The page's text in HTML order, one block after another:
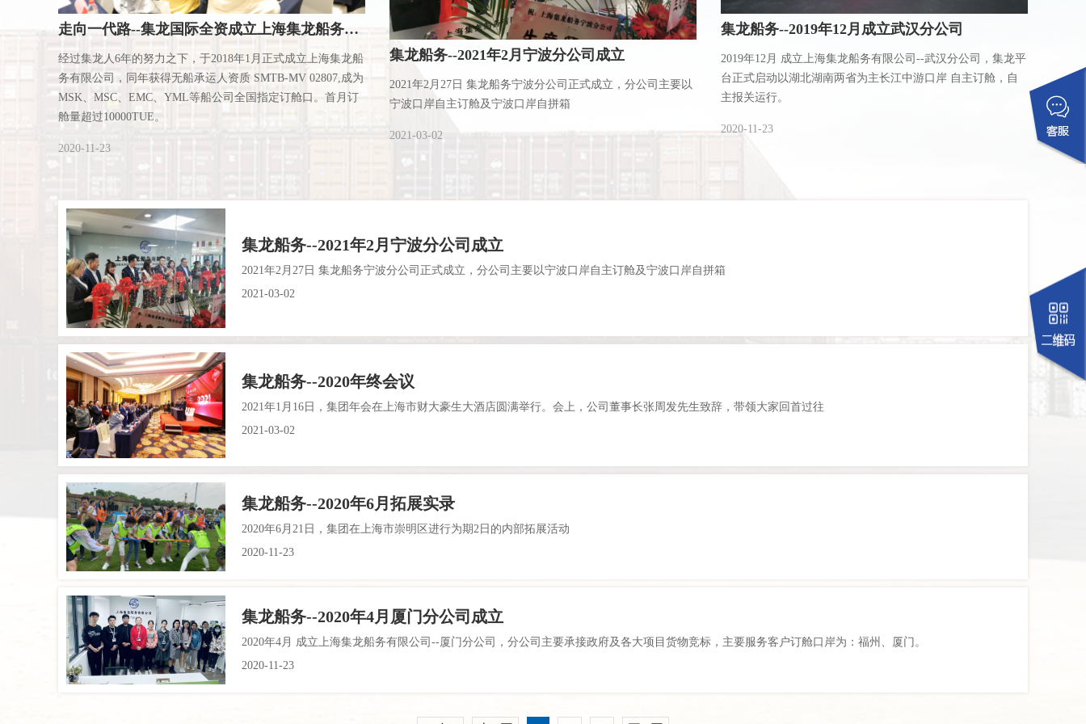
走向一代路--集龙国际全资成立上海集龙船务有限公司
经过集龙人6年的努力之下，于2018年1月正式成立上海集龙船
务有限公司，同年获得无船承运人资质 SMTB-MV 02807,成为
MSK、MSC、EMC、YML等船公司全国指定订舱口。首月订
舱量超过10000TUE。
2020-11-23
集龙船务--2021年2月宁波分公司成立
2021年2月27日 集龙船务宁波分公司正式成立，分公司主要以
宁波口岸自主订舱及宁波口岸自拼箱
2021-03-02
集龙船务--2019年12月成立武汉分公司
2019年12月 成立上海集龙船务有限公司--武汉分公司，集龙平
台正式启动以湖北湖南两省为主长江中游口岸 自主订舱，自
主报关运行。
2020-11-23
集龙船务--2021年2月宁波分公司成立
2021年2月27日 集龙船务宁波分公司正式成立，分公司主要以宁波口岸自主订舱及宁波口岸自拼箱
2021-03-02
集龙船务--2020年终会议
2021年1月16日，集团年会在上海市财大豪生大酒店圆满举行。会上，公司董事长张周发先生致辞，带领大家回首过往
2021-03-02
集龙船务--2020年6月拓展实录
2020年6月21日，集团在上海市崇明区进行为期2日的内部拓展活动
2020-11-23
集龙船务--2020年4月厦门分公司成立
2020年4月 成立上海集龙船务有限公司--厦门分公司，分公司主要承接政府及各大项目货物竞标，主要服务客户订舱口岸为：福州、厦门。
2020-11-23